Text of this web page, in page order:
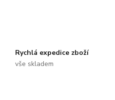
Rychlá expedice zboží
vše skladem